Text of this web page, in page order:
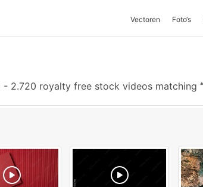
Vectoren Foto‘s
- 2.720 royalty free stock videos matching